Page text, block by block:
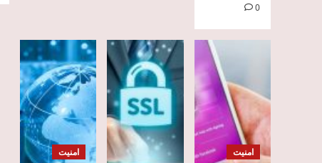
0
امنیت
امنیت